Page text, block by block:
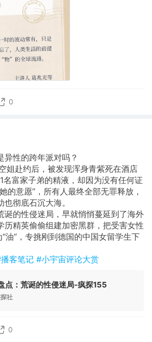
0
异性的跨年派对吗？
姐赴约后，被发现浑身青紫死在酒店
名富家子弟的精液，却因为没有任何证
的意愿”，所有人最终全部无罪释放，
彻底石沉大海。
诞的性侵迷局，早就悄悄蔓延到了海外
历精英偷偷组建加密黑群，把受害女性
“油”，专挑刚到德国的中国女留学生下
客笔记 #小宇宙评论大赏
点：荒诞的性侵迷局-疯探155
社
0